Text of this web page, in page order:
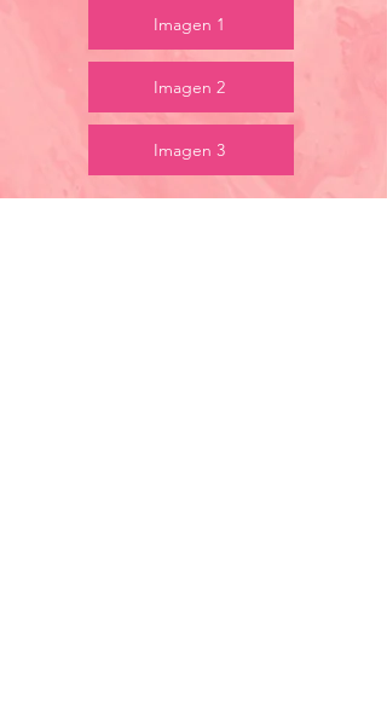
Imagen 1
Imagen 2
Imagen 3